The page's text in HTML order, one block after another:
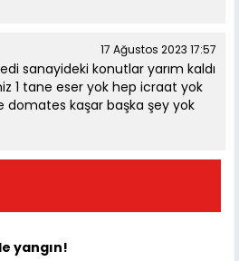
17 Ağustos 2023 17:57
sanayideki konutlar yarım kaldı
1 tane eser yok hep icraat yok
domates kaşar başka şey yok
yangın!